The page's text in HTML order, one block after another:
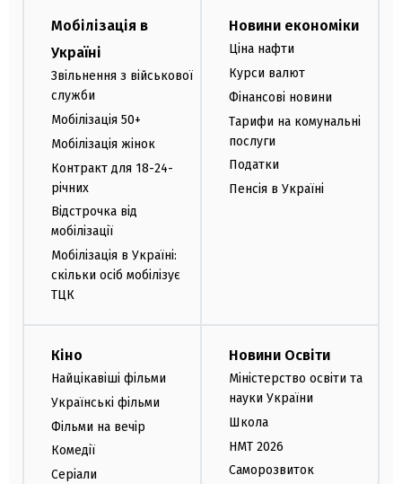
Мобілізація в
Україні
Звільнення з військової
служби
Мобілізація 50+
Мобілізація жінок
Контракт для 18-24-
річних
Відстрочка від
мобілізації
Мобілізація в Україні:
скільки осіб мобілізує
ТЦК
Новини економіки
Ціна нафти
Курси валют
Фінансові новини
Тарифи на комунальні
послуги
Податки
Пенсія в Україні
Кіно
Найцікавіші фільми
Українські фільми
Фільми на вечір
Комедії
Серіали
Новини Освіти
Міністерство освіти та
науки України
Школа
НМТ 2026
Саморозвиток